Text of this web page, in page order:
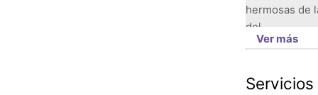
hermosas de
del
aeropuerto
su herencia
Ver más